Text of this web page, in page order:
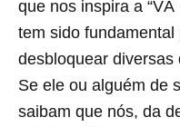
que nos inspira a
tem sido
desbloquear diversas
Se ele ou alguém de
saibam que nós, da